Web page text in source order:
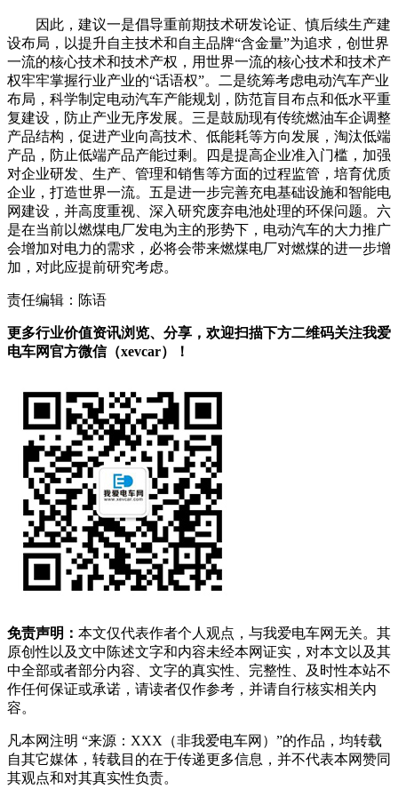
因此，建议一是倡导重前期技术研发论证、慎后续生产建
设布局，以提升自主技术和自主品牌“含金量”为追求，创世界
一流的核心技术和技术产权，用世界一流的核心技术和技术产
权牢牢掌握行业产业的“话语权”。二是统筹考虑电动汽车产业
布局，科学制定电动汽车产能规划，防范盲目布点和低水平重
复建设，防止产业无序发展。三是鼓励现有传统燃油车企调整
产品结构，促进产业向高技术、低能耗等方向发展，淘汰低端
产品，防止低端产品产能过剩。四是提高企业准入门槛，加强
对企业研发、生产、管理和销售等方面的过程监管，培育优质
企业，打造世界一流。五是进一步完善充电基础设施和智能电
网建设，并高度重视、深入研究废弃电池处理的环保问题。六
是在当前以燃煤电厂发电为主的形势下，电动汽车的大力推广
会增加对电力的需求，必将会带来燃煤电厂对燃煤的进一步增
加，对此应提前研究考虑。
责任编辑：陈语
更多行业价值资讯浏览、分享，欢迎扫描下方二维码关注我爱
电车网官方微信（xevcar）！
免责声明： 本文仅代表作者个人观点，与我爱电车网无关。其
原创性以及文中陈述文字和内容未经本网证实，对本文以及其
中全部或者部分内容、文字的真实性、完整性、及时性本站不
作任何保证或承诺，请读者仅作参考，并请自行核实相关内
容。
凡本网注明 “来源：XXX（非我爱电车网）”的作品，均转载
自其它媒体，转载目的在于传递更多信息，并不代表本网赞同
其观点和对其真实性负责。